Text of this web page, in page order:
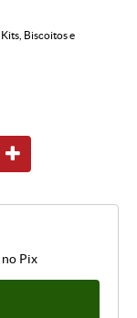
Kits Biscoitos e
no Pix